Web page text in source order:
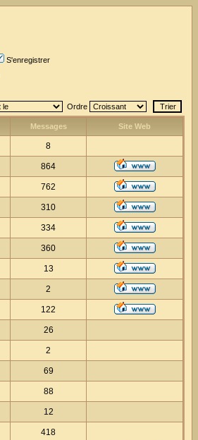
S'enregistrer
Ordre
Messages Site Web
8
864
762
310
334
360
13
2
122
26
2
69
88
12
418